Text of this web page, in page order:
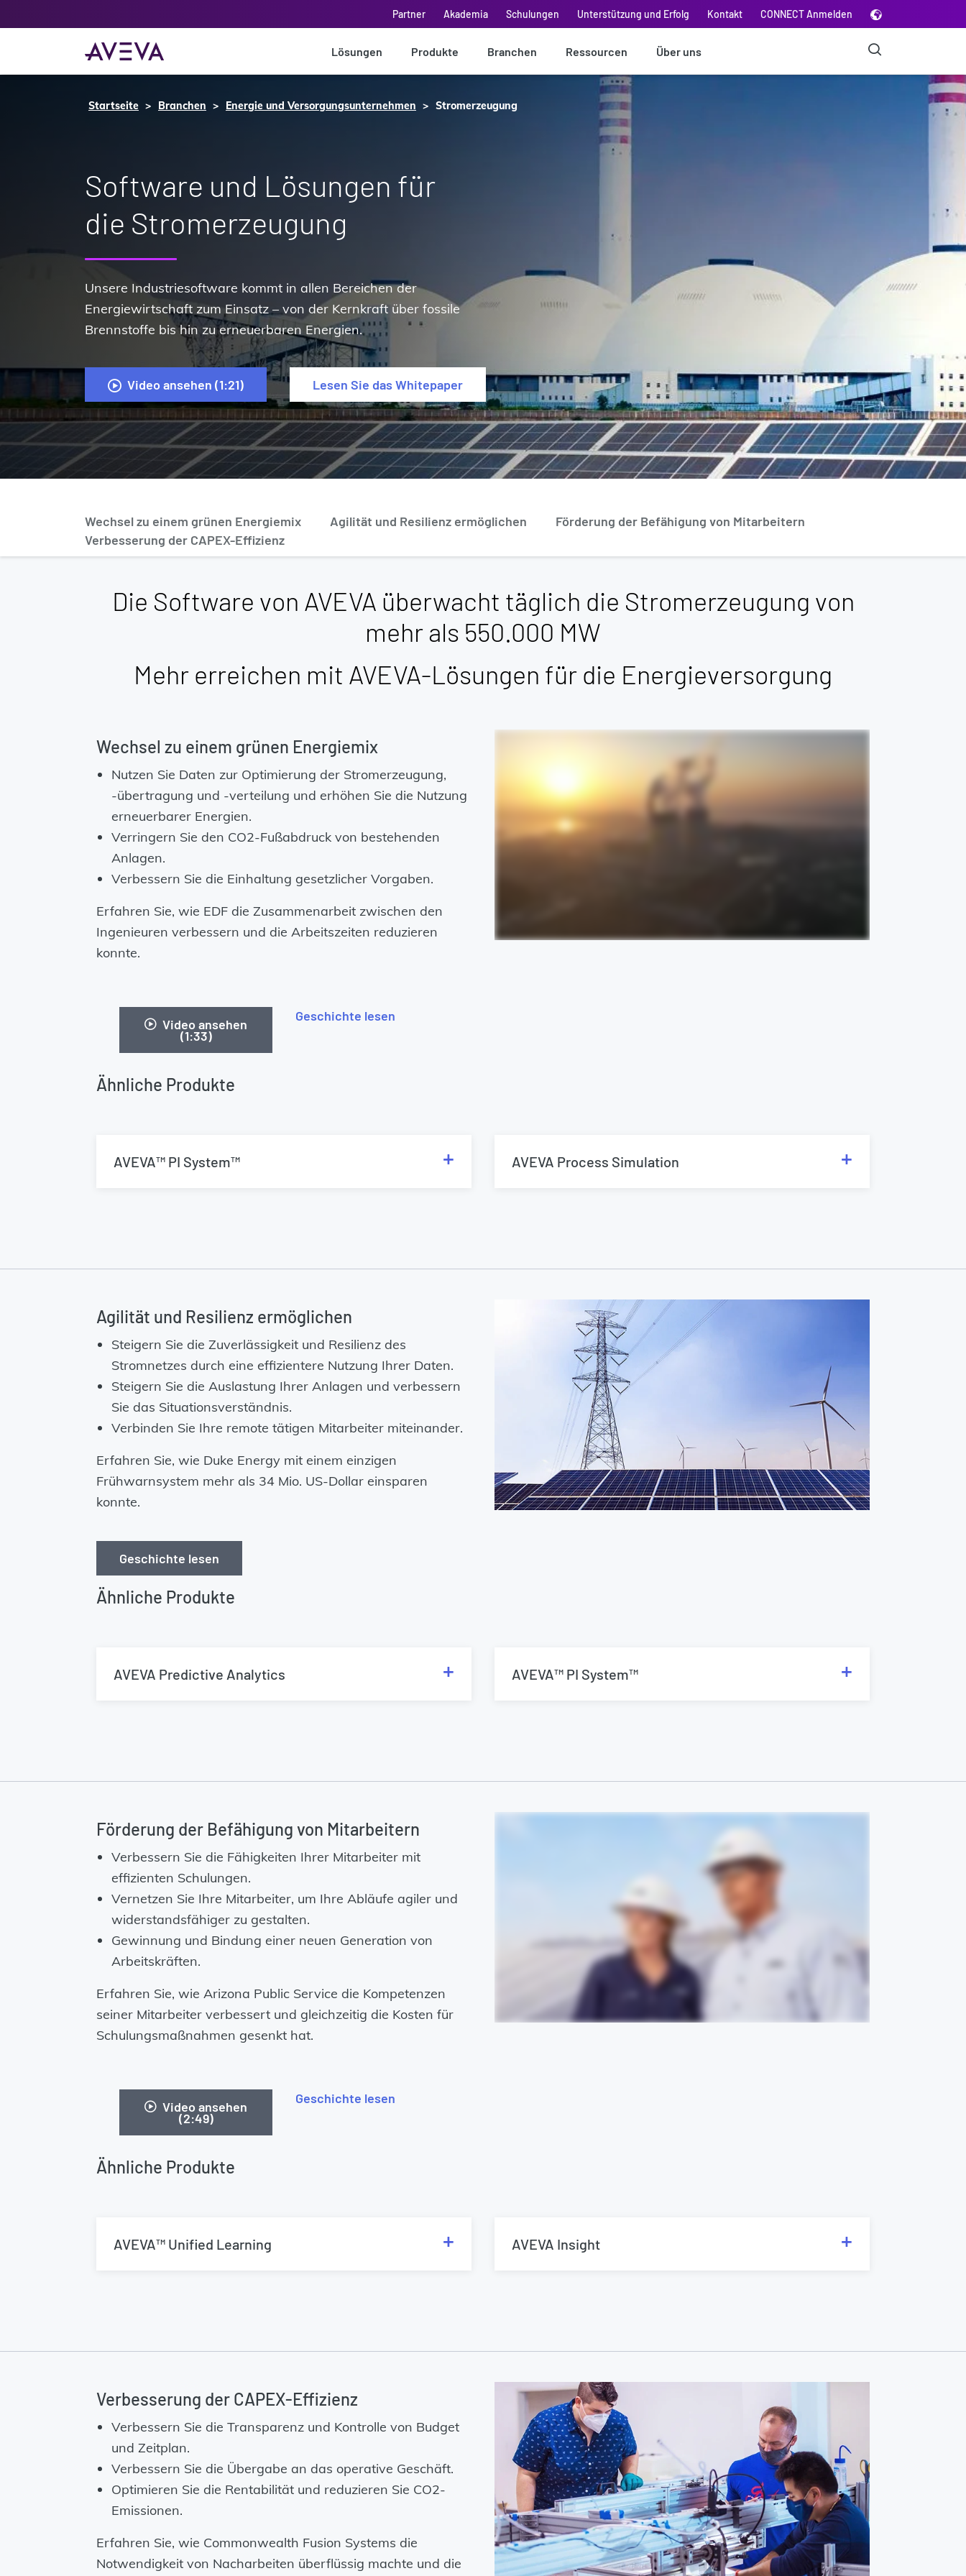
Partner Akademia Schulungen Unterstützung und Erfolg Kontakt CONNECT Anmelden
Lösungen Produkte Branchen Ressourcen Über uns
Startseite Branchen Energie und Versorgungsunternehmen Stromerzeugung
Software und Lösungen für
die Stromerzeugung
Unsere Industriesoftware kommt in allen Bereichen der
Energiewirtschaft zum Einsatz – von der Kernkraft über fossile
Brennstoffe bis hin zu erneuerbaren Energien.
Video ansehen (1:21) Lesen Sie das Whitepaper
Wechsel zu einem grünen Energiemix Agilität und Resilienz ermöglichen
Förderung der Befähigung von Mitarbeitern
Verbesserung der CAPEX-Effizienz
Die Software von AVEVA überwacht täglich die Stromerzeugung von
mehr als 550.000 MW
Mehr erreichen mit AVEVA-Lösungen für die Energieversorgung
Wechsel zu einem grünen Energiemix
Nutzen Sie Daten zur Optimierung der Stromerzeugung,
-übertragung und -verteilung und erhöhen Sie die Nutzung
erneuerbarer Energien.
Verringern Sie den CO2-Fußabdruck von bestehenden
Anlagen.
Verbessern Sie die Einhaltung gesetzlicher Vorgaben.
Erfahren Sie, wie EDF die Zusammenarbeit zwischen den
Ingenieuren verbessern und die Arbeitszeiten reduzieren
konnte.
Video ansehen
(1:33)
Geschichte lesen
Ähnliche Produkte
AVEVA™ PI System™ AVEVA Process Simulation
Agilität und Resilienz ermöglichen
Steigern Sie die Zuverlässigkeit und Resilienz des
Stromnetzes durch eine effizientere Nutzung Ihrer Daten.
Steigern Sie die Auslastung Ihrer Anlagen und verbessern
Sie das Situationsverständnis.
Verbinden Sie Ihre remote tätigen Mitarbeiter miteinander.
Erfahren Sie, wie Duke Energy mit einem einzigen
Frühwarnsystem mehr als 34 Mio. US-Dollar einsparen
konnte.
Geschichte lesen
Ähnliche Produkte
AVEVA Predictive Analytics AVEVA™ PI System™
Förderung der Befähigung von Mitarbeitern
Verbessern Sie die Fähigkeiten Ihrer Mitarbeiter mit
effizienten Schulungen.
Vernetzen Sie Ihre Mitarbeiter, um Ihre Abläufe agiler und
widerstandsfähiger zu gestalten.
Gewinnung und Bindung einer neuen Generation von
Arbeitskräften.
Erfahren Sie, wie Arizona Public Service die Kompetenzen
seiner Mitarbeiter verbessert und gleichzeitig die Kosten für
Schulungsmaßnahmen gesenkt hat.
Video ansehen
(2:49)
Geschichte lesen
Ähnliche Produkte
AVEVA™ Unified Learning AVEVA Insight
Verbesserung der CAPEX-Effizienz
Verbessern Sie die Transparenz und Kontrolle von Budget
und Zeitplan.
Verbessern Sie die Übergabe an das operative Geschäft.
Optimieren Sie die Rentabilität und reduzieren Sie CO2-
Emissionen.
Erfahren Sie, wie Commonwealth Fusion Systems die
Notwendigkeit von Nacharbeiten überflüssig machte und die